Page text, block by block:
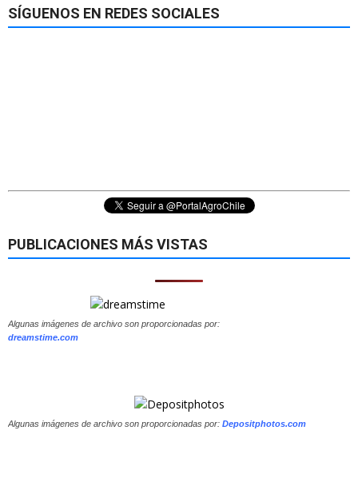
SÍGUENOS EN REDES SOCIALES
PUBLICACIONES MÁS VISTAS
Algunas imágenes de archivo son proporcionadas por:
dreamstime.com
Algunas imágenes de archivo son proporcionadas por: Depositphotos.com